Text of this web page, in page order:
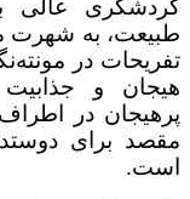
گردشگری عالی
طبیعت، به شهرت
تفریحات در
هیجان و جذابیت
پرهیجان در
مقصد برای
است.